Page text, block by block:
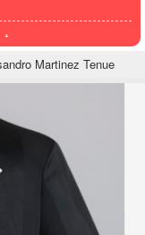
Martinez Tenue